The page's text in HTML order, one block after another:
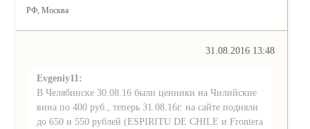
РФ, Москва
31.08.2016 13:48
Evgeniy11:
В Челябинске 30.08.16 были ценники на Чилийские
вина по 400 руб., теперь 31.08.16г. на сайте подняли
до 650 и 550 рублей (ESPIRITU DE CHILE и Frontera